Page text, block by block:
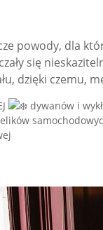
powody, dla
się
dzięki czemu,
dywanów i